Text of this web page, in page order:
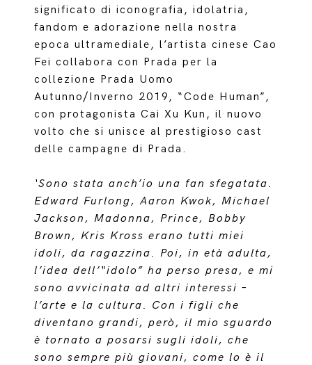
significato di iconografia, idolatria,
fandom e adorazione nella nostra
epoca ultramediale, l’artista cinese Cao
Fei collabora con Prada per la
collezione Prada Uomo
Autunno/Inverno 2019, “Code Human”,
con protagonista Cai Xu Kun, il nuovo
volto che si unisce al prestigioso cast
delle campagne di Prada.
‘Sono stata anch’io una fan sfegatata.
Edward Furlong, Aaron Kwok, Michael
Jackson, Madonna, Prince, Bobby
Brown, Kris Kross erano tutti miei
idoli, da ragazzina. Poi, in età adulta,
l’idea dell’“idolo” ha perso presa, e mi
sono avvicinata ad altri interessi –
l’arte e la cultura. Con i figli che
diventano grandi, però, il mio sguardo
è tornato a posarsi sugli idoli, che
sono sempre più giovani, come lo è il